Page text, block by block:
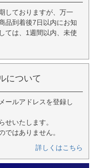
しておりますが、万一
品到着後7日以内にお知
ては、1週間以内、未使
について
ールアドレスを登録し
せいたします。
ではありません。
詳しくはこちら